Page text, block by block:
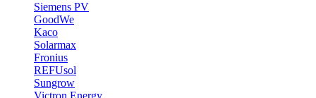
Siemens PV
GoodWe
Kaco
Solarmax
Fronius
REFUsol
Sungrow
Victron Energy